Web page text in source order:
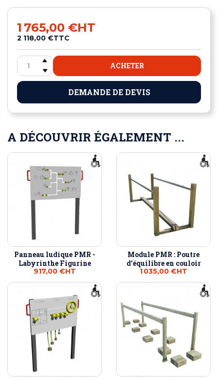
1 765,00 €HT
2 118,00 €TTC
ACHETER
DEMANDE DE DEVIS
A DÉCOUVRIR ÉGALEMENT ...
Panneau ludique PMR -
Labyrinthe Figurine
917,00 €HT
Module PMR : Poutre
d'équilibre en couloir
1 035,00 €HT